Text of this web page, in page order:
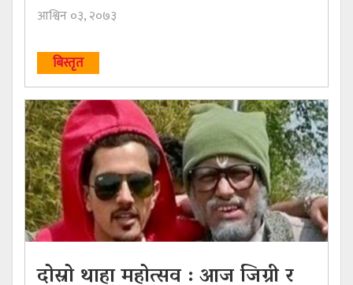
आश्विन ०३, २०७३
बिस्तृत
दोस्रो थाहा महोत्सव : आज जिग्री र